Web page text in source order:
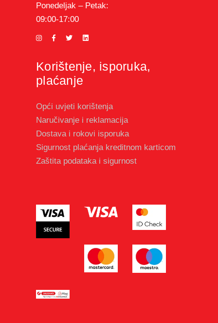
Ponedeljak – Petak:
09:00-17:00
Korištenje, isporuka,
plaćanje
Opći uvjeti korištenja
Naručivanje i reklamacija
Dostava i rokovi isporuka
Sigurnost plaćanja kreditnom karticom
Zaštita podataka i sigurnost